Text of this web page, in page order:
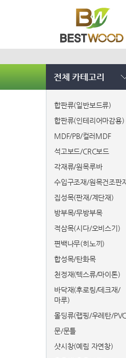
전체 카테고리
합판류(일반보드류)
합판류(인테리어마감용)
MDF/PB/컬러MDF
석고보드/CRC보드
각재류/원목루바
수입구조재/원목건조판
집성목(판재/계단재)
방부목/무방부목
적삼목(시다/오비스기)
편백나무(히노끼)
합성목/탄화목
천정재(텍스류/마이톤)
바닥재(후로링/데크재/
마루)
몰딩류(랩핑/우레탄/
문/문틀
샷시창(예림 자연창)